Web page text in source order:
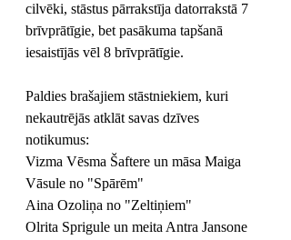
cilvēki, stāstus pārrakstīja datorrakstā 7
brīvprātīgie, bet pasākuma tapšanā
iesaistījās vēl 8 brīvprātīgie.
Paldies brašajiem stāstniekiem, kuri
nekautrējās atklāt savas dzīves
notikumus:
Vizma Vēsma Šaftere un māsa Maiga
Vāsule no "Spārēm"
Aina Ozoliņa no "Zeltiņiem"
Olrita Sprigule un meita Antra Jansone